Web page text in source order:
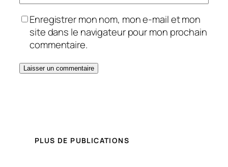
Enregistrer mon nom, mon e-mail et mon
site dans le navigateur pour mon prochain
commentaire.
PLUS DE PUBLICATIONS